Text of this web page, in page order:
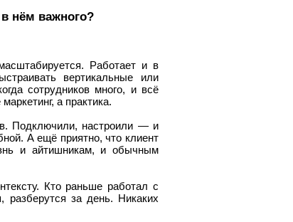
нём важного?
Работает и в
вертикальные или
сотрудников много, и всё
а практика.
Подключили, настроили — и
А ещё приятно, что клиент
и айтишникам, и обычным
Кто раньше работал с
разберутся за день. Никаких